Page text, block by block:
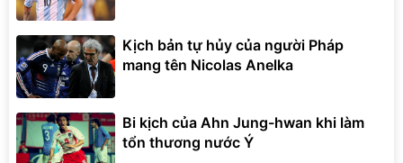
Kịch bản tự hủy của người Pháp
mang tên Nicolas Anelka
Bi kịch của Ahn Jung-hwan khi làm
tổn thương nước Ý